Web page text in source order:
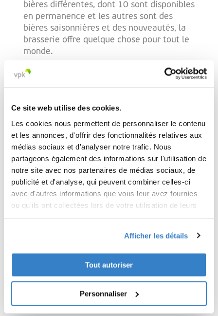
Ce site web utilise des cookies.
Les cookies nous permettent de personnaliser le contenu
et les annonces, d'offrir des fonctionnalités relatives aux
médias sociaux et d'analyser notre trafic. Nous
partageons également des informations sur l'utilisation de
notre site avec nos partenaires de médias sociaux, de
publicité et d'analyse, qui peuvent combiner celles-ci
avec d'autres informations que vous leur avez fournies
ou qu'ils ont collectées lors de votre utilisation de leurs
Afficher les détails
Tout autoriser
Personnaliser
bières différentes, dont 10 sont disponibles
en permanence et les autres sont des
bières saisonnières et des nouveautés, la
brasserie offre quelque chose pour tout le
monde.
la Pilsner, la Wheat Beer, la Stout ou la
Belgian Dubbel) et de nouvelles bières
(telles que l'American IPA, la Black IPA ou
la Hazy APA). Ils sont responsables de
chaque détail de la phase de production -
de la recette et des ingrédients à
l'emballage. Les bières sont vendues dans
de nombreux magasins en Pologne, y
compris dans les grandes chaînes de
maintenons une approche locale forte afin
clients. Et nous avons également établi
cette relation commerciale avec Browar
classiques qui garantissent la sécurité des
bouteilles en verre, nous produisons